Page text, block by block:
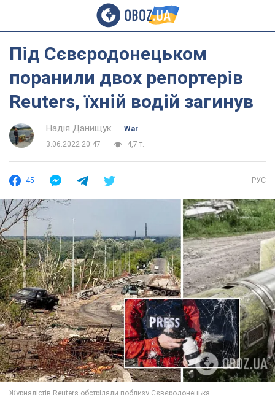
Під Сєвєродонецьком
поранили двох репортерів
Reuters, їхній водій загинув
Надія Данищук
War
3.06.2022 20:47
4,7 т.
45 РУС